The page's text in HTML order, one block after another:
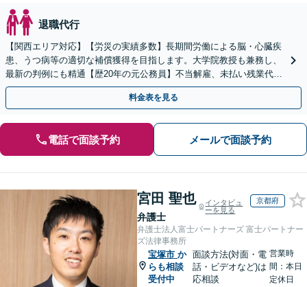
退職代行
【関西エリア対応】【労災の実績多数】長期間労働による脳・心臓疾
患、うつ病等の適切な補償獲得を目指します。大学院教授も兼務し、
最新の判例にも精通【歴20年の元公務員】不当解雇、未払い残業代
等、労働者の立場から親身にサポート【初回相談無料】
料金表を見る
電話で面談予約 メールで面談予約
宮田 聖也
弁護士
インタビュ
ーを見る
京都府
弁護士法人富士パートナーズ 富士パートナー
ズ法律事務所
宝塚市 か
らも相談
受付中
面談方法(対面・電
話・ビデオなど)は
応相談
営業時
間：本日
定休日